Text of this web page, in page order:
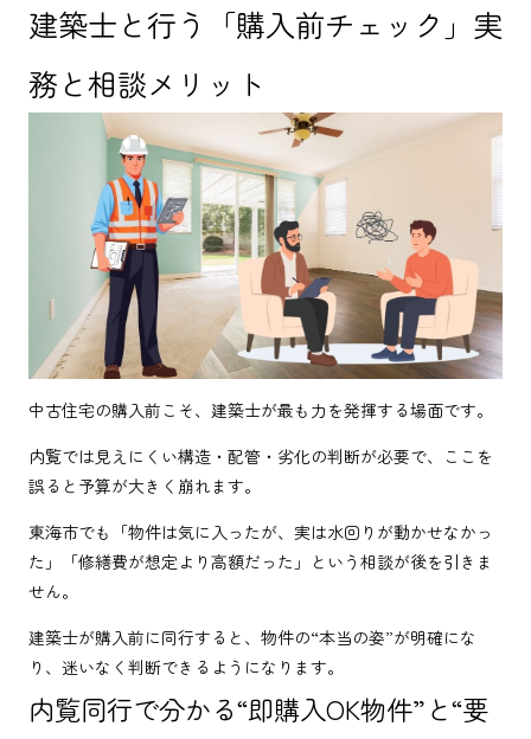
建築士と行う「購入前チェック」実
務と相談メリット
中古住宅の購入前こそ、建築士が最も力を発揮する場面です。
内覧では見えにくい構造・配管・劣化の判断が必要で、ここを
誤ると予算が大きく崩れます。
東海市でも「物件は気に入ったが、実は水回りが動かせなかっ
た」「修繕費が想定より高額だった」という相談が後を引きま
せん。
建築士が購入前に同行すると、物件の“本当の姿”が明確にな
り、迷いなく判断できるようになります。
内覧同行で分かる“即購入OK物件”と“要